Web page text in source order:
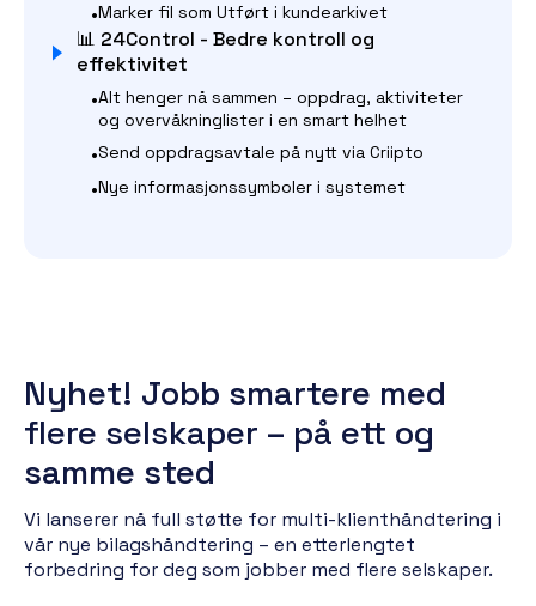
•Marker fil som Utført i kundearkivet
📊 24Control - Bedre kontroll og
effektivitet
•Alt henger nå sammen – oppdrag, aktiviteter
og overvåkninglister i en smart helhet
•Send oppdragsavtale på nytt via Criipto
•Nye informasjonssymboler i systemet
Nyhet! Jobb smartere med
flere selskaper – på ett og
samme sted
Vi lanserer nå full støtte for multi-klienthåndtering i
vår nye bilagshåndtering – en etterlengtet
forbedring for deg som jobber med flere selskaper.